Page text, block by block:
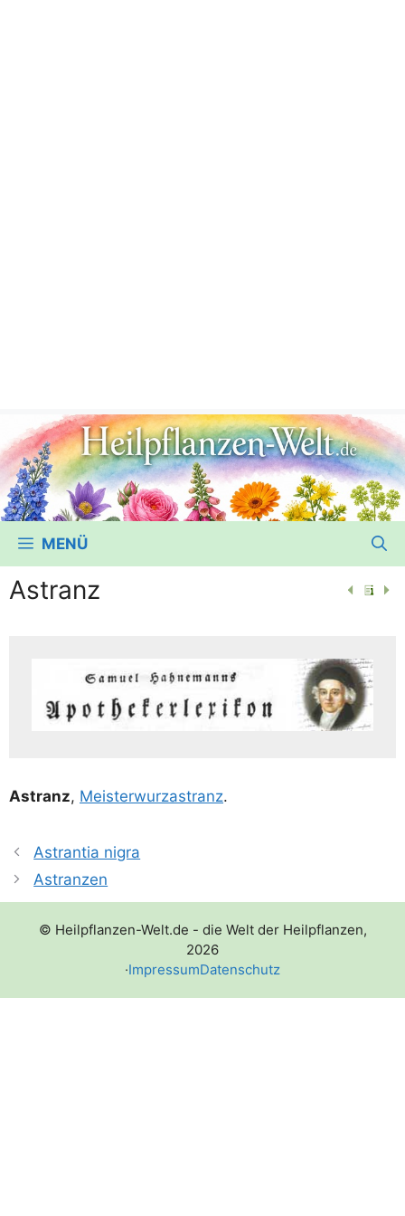
MENÜ
Astranz
Astranz, Meis­ter­wurz­as­tranz.
Astrantia nigra
Astranzen
© Heilpflanzen-Welt.de - die Welt der Heilpflanzen,
2026
·ImpressumDatenschutz